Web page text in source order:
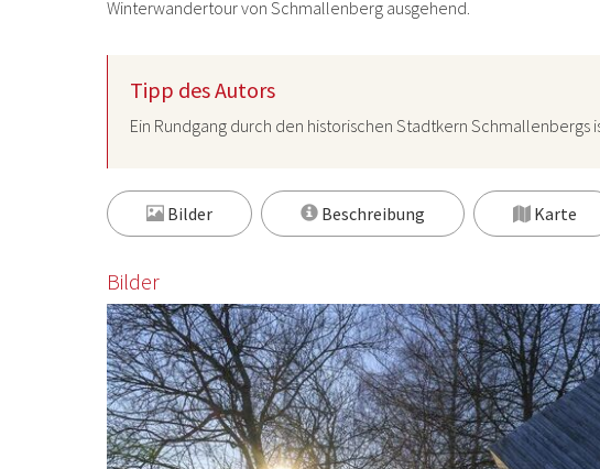
Winterwandertour von Schmallenberg ausgehend.
Tipp des Autors
Ein Rundgang durch den historischen Stadtkern Schmallenbergs
Bilder Beschreibung Karte
Bilder